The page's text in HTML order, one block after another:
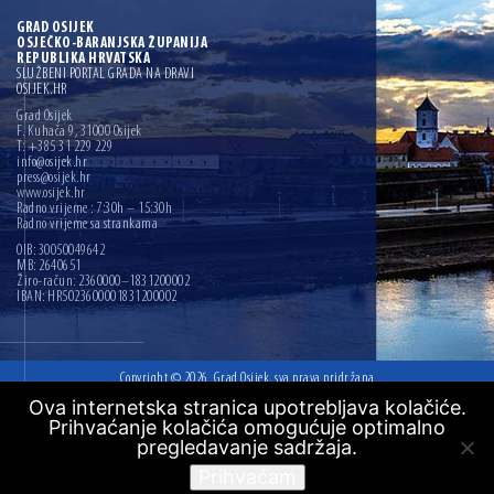
GRAD OSIJEK
OSJEČKO-BARANJSKA ŽUPANIJA
REPUBLIKA HRVATSKA
SLUŽBENI PORTAL GRADA NA DRAVI
OSIJEK.HR
Grad Osijek
F. Kuhača 9, 31000 Osijek
T: +385 31 229 229
info@osijek.hr
press@osijek.hr
www.osijek.hr
Radno vrijeme : 7:30h – 15:30h
Radno vrijeme sa strankama
OIB: 30050049642
MB: 2640651
Žiro-račun: 2360000–1831200002
IBAN: HR5023600001831200002
Copyright © 2026. Grad Osijek, sva prava pridržana
Digitalna pristupačnost
Mapa web mjesta
Ova internetska stranica upotrebljava kolačiće.
Prihvaćanje kolačića omogućuje optimalno
pregledavanje sadržaja.